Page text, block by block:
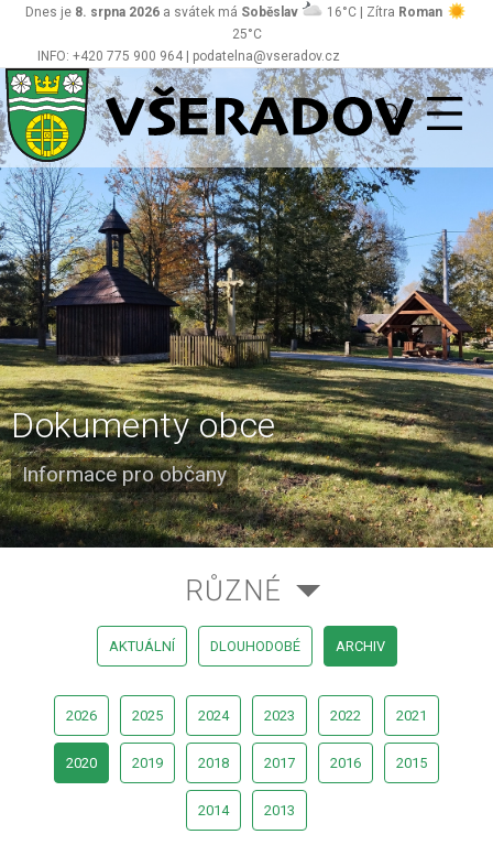
INFO: +420 775 900 964 | podatelna@vseradov.cz
Dnes je 8. srpna 2026 a svátek má Soběslav 16°C | Zítra Roman
25°C
Všeradov
Dokumenty obce
Informace pro občany
RŮZNÉ
AKTUÁLNÍ DLOUHODOBÉ ARCHIV
2026 2025 2024 2023 2022 2021
2020 2019 2018 2017 2016 2015
2014 2013